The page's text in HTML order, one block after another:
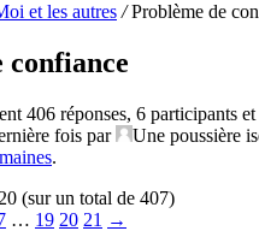
et les autres / Problème de
confiance
406 réponses, 6 participants et
fois par
Une poussière
.
(sur un total de 407)
… 19 20 21 →